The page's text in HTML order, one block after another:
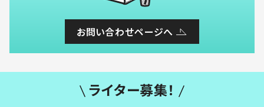
お問い合わせページへ
ライター募集！